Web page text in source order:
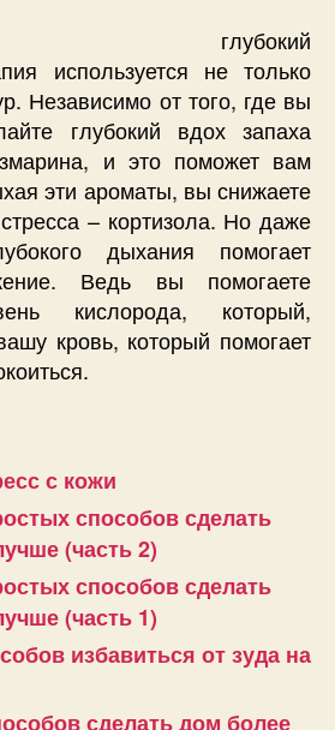
глубокий
используется не только
Независимо от того, где вы
глубокий вдох запаха
и это поможет вам
эти ароматы, вы снижаете
– кортизола. Но даже
дыхания помогает
Ведь вы помогаете
кислорода, который,
кровь, который помогает
с кожи
способов сделать
(часть 2)
способов сделать
(часть 1)
избавиться от зуда на
сделать дом более